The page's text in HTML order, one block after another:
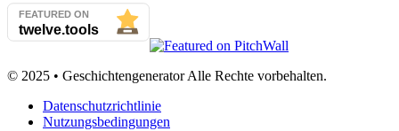
© 2025 • Geschichtengenerator Alle Rechte vorbehalten.
Datenschutzrichtlinie
Nutzungsbedingungen